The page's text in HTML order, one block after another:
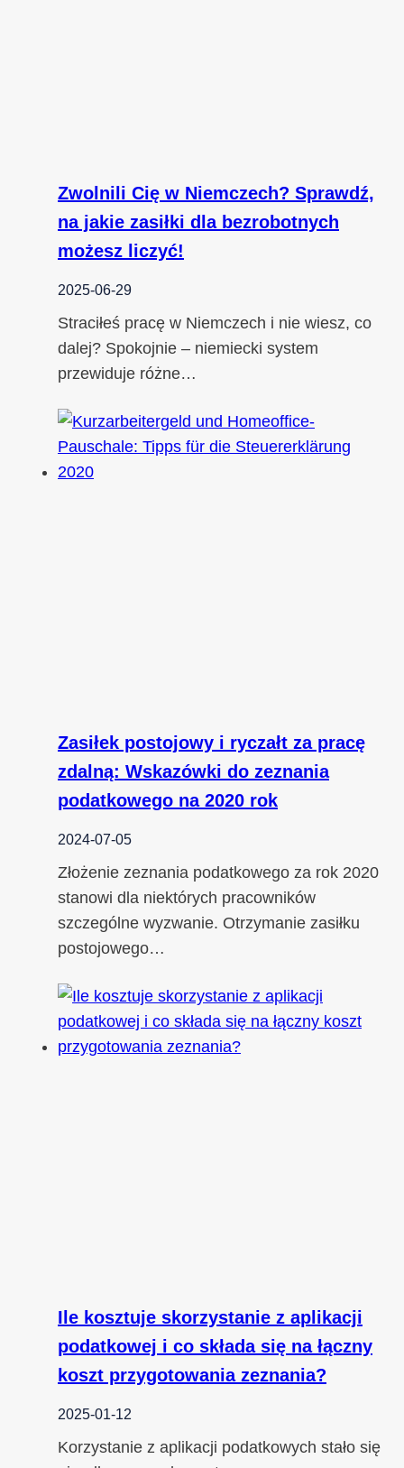
Zwolnili Cię w Niemczech? Sprawdź,
na jakie zasiłki dla bezrobotnych
możesz liczyć!
2025-06-29
Straciłeś pracę w Niemczech i nie wiesz, co
dalej? Spokojnie – niemiecki system
przewiduje różne…
Zasiłek postojowy i ryczałt za pracę
zdalną: Wskazówki do zeznania
podatkowego na 2020 rok
2024-07-05
Złożenie zeznania podatkowego za rok 2020
stanowi dla niektórych pracowników
szczególne wyzwanie. Otrzymanie zasiłku
postojowego…
Ile kosztuje skorzystanie z aplikacji
podatkowej i co składa się na łączny
koszt przygotowania zeznania?
2025-01-12
Korzystanie z aplikacji podatkowych stało się